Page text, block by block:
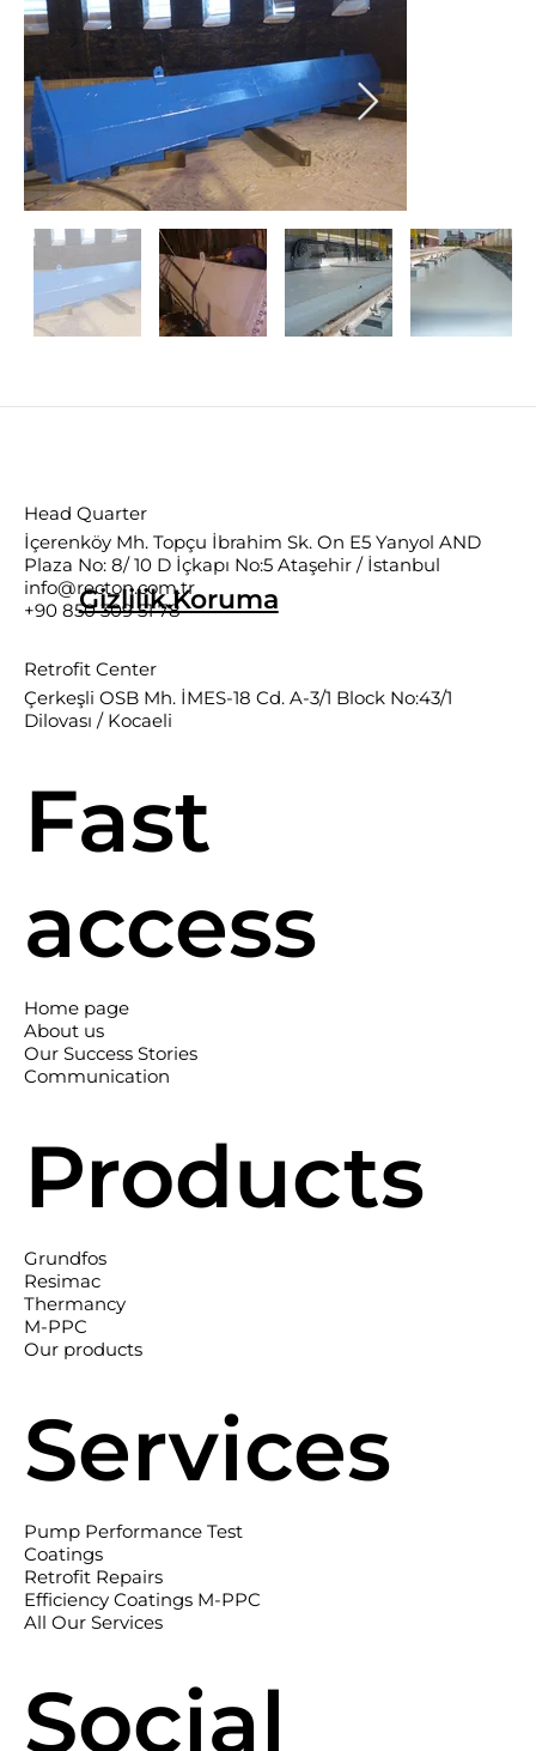
Fast
access
Home page
About us
Our Success Stories
Communication
Products
Grundfos
Resimac
Thermancy
M-PPC
Our products
Services
Pump Performance Test
Coatings
Retrofit Repairs
Efficiency Coatings M-PPC
All Our Services
Social
Retrofit Center
Çerkeşli OSB Mh. İMES-18 Cd. A-3/1 Block No:43/1
Dilovası / Kocaeli
Head Quarter
İçerenköy Mh. Topçu İbrahim Sk. On E5 Yanyol AND
Plaza No: 8/ 10 D İçkapı No:5 Ataşehir / İstanbul
info@recton.com.tr
+90 850 309 51 78
Gizlilik.Koruma